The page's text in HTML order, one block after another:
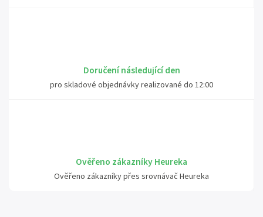
Doručení následující den
pro skladové objednávky realizované do 12:00
Ověřeno zákazníky Heureka
Ověřeno zákazníky přes srovnávač Heureka